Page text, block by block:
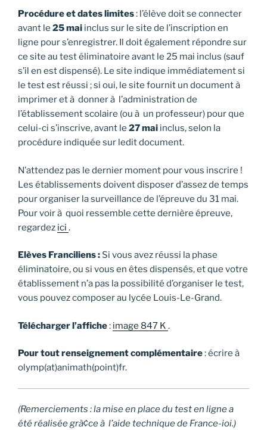
Procédure et dates limites: l’élève doit se connecter
avant le 25 mai inclus sur le site de l’inscription en
ligne pour s’enregistrer. Il doit également répondre sur
ce site au test éliminatoire avant le 25 mai inclus (sauf
s’il en est dispensé). Le site indique immédiatement si
le test est réussi ; si oui, le site fournit un document à
imprimer et à donner à l’administration de
l’établissement scolaire (ou à un professeur) pour que
celui-ci s’inscrive, avant le 27 mai inclus, selon la
procédure indiquée sur ledit document.
N’attendez pas le dernier moment pour vous inscrire !
Les établissements doivent disposer d’assez de temps
pour organiser la surveillance de l’épreuve du 31 mai.
Pour voir à quoi ressemble cette dernière épreuve,
regardez ici .
Elèves Franciliens : Si vous avez réussi la phase
éliminatoire, ou si vous en êtes dispensés, et que votre
établissement n’a pas la possibilité d’organiser le test,
vous pouvez composer au lycée Louis-Le-Grand.
Télécharger l’affiche: image 847 K .
Pour tout renseignement complémentaire: écrire à
olymp(at)animath(point)fr.
(Remerciements : la mise en place du test en ligne a
été réalisée grà¢ce à l’aide technique de France-ioi.)